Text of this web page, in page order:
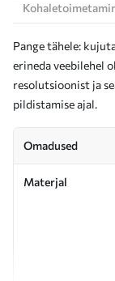
Pange tähele:
erineda veebilehel
resolutsioonist ja
pildistamise ajal.
Omadused
Materjal